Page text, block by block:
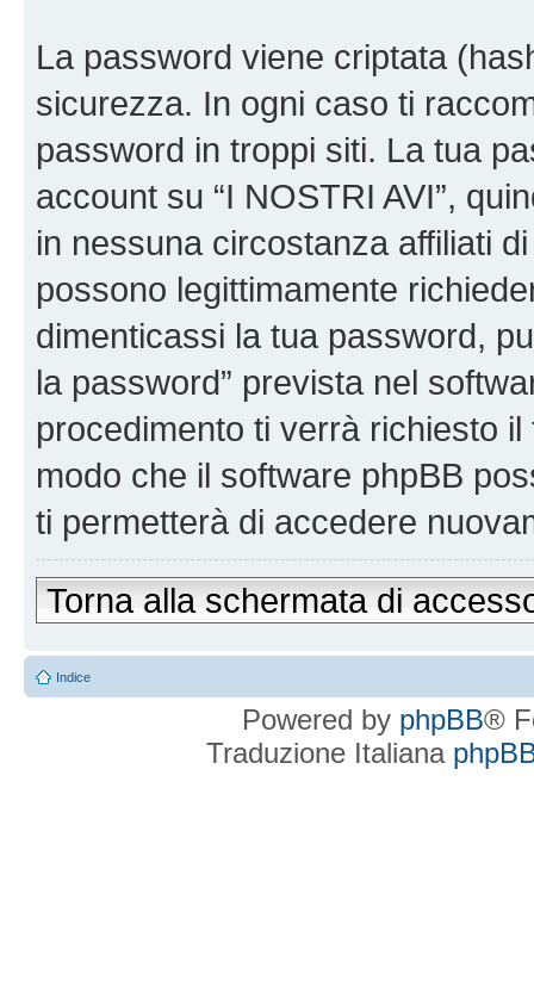
La password viene criptata
sicurezza. In ogni caso ti
password in troppi siti. La tua
account su “I NOSTRI AVI”,
in nessuna circostanza affiliati
possono legittimamente
dimenticassi la tua password,
la password” prevista nel
procedimento ti verrà richiesto
modo che il software phpBB
ti permetterà di accedere
Torna alla schermata di
Indice
Powered by phpBB®
Traduzione Italiana